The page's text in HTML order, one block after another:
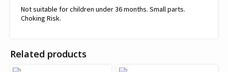
Not suitable for children under 36 months. Small parts.
Choking Risk.
Related products